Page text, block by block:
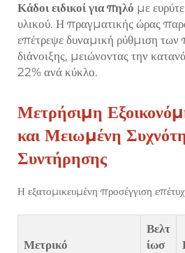
Κάδοι ειδικοί για πηλό με
υλικού. Η πραγματικής ώρας
επέτρεψε δυναμική ρύθμιση
διάνοιξης, μειώνοντας την
22% ανά κύκλο.
Μετρήσιμη
και Μειωμένη
Συντήρησης
Η εξατομικευμένη προσέγγιση
Μετρικό
Βελτ
ίωσ